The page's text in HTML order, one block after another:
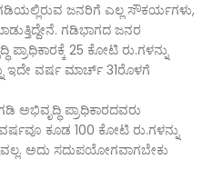
ಜನರಿಗೆ ಎಲ್ಲ ಸೌಕರ್ಯಗಳು,
ಗಡಿಭಾಗದ ಜನರ
25 ಕೋಟಿ ರು.ಗಳನ್ನು
ಇದೇ ವರ್ಷ ಮಾರ್ಚ್‌ 31ರೊಳಗೆ
ಅಭಿವೃದ್ಧಿ ಪ್ರಾಧಿಕಾರದವರು
ಕೂಡ 100 ಕೋಟಿ ರು.ಗಳನ್ನು
ಅದು ಸದುಪಯೋಗವಾಗಬೇಕು